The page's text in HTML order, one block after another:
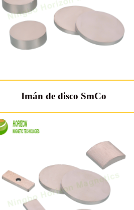
Imán de disco SmCo